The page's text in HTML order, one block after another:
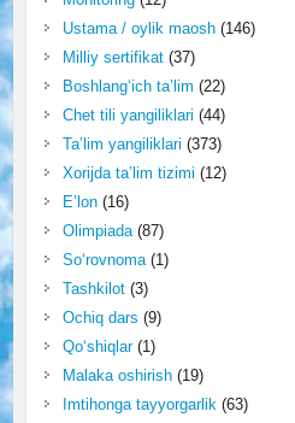
Ustama / oylik maosh(146)
Milliy sertifikat(37)
Boshlang‘ich ta’lim (22)
Chet tili yangiliklari (44)
Ta’lim yangiliklari (373)
Xorijda ta’lim tizimi (12)
E’lon(16)
Olimpiada(87)
So‘rovnoma(1)
Tashkilot(3)
Ochiq dars (9)
Qo‘shiqlar(1)
Malaka oshirish(19)
Imtihonga tayyorgarlik(63)